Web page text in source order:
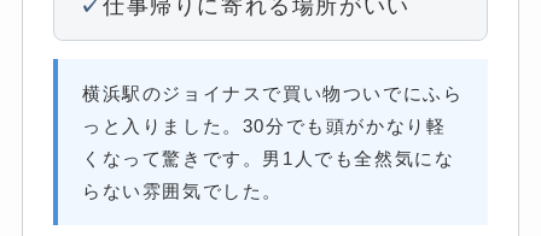
仕事帰りに寄れる場所がいい
横浜駅のジョイナスで買い物ついでにふら
っと入りました。30分でも頭がかなり軽
くなって驚きです。男1人でも全然気にな
らない雰囲気でした。